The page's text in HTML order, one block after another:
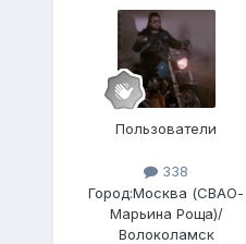
Пользователи
338
Город:Москва (СВАО-
Марьина Роща)/
Волоколамск